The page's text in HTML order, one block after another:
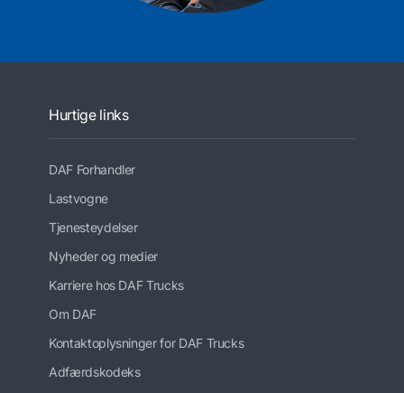
Hurtige links
DAF Forhandler
Lastvogne
Tjenesteydelser
Nyheder og medier
Karriere hos DAF Trucks
Om DAF
Kontaktoplysninger for DAF Trucks
Adfærdskodeks